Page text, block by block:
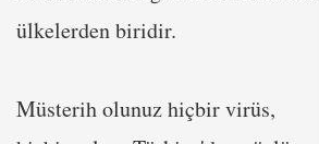
ülkelerden biridir.
Müsterih olunuz hiçbir virüs,